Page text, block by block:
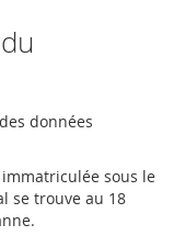
données
sous le
se trouve au 18
.